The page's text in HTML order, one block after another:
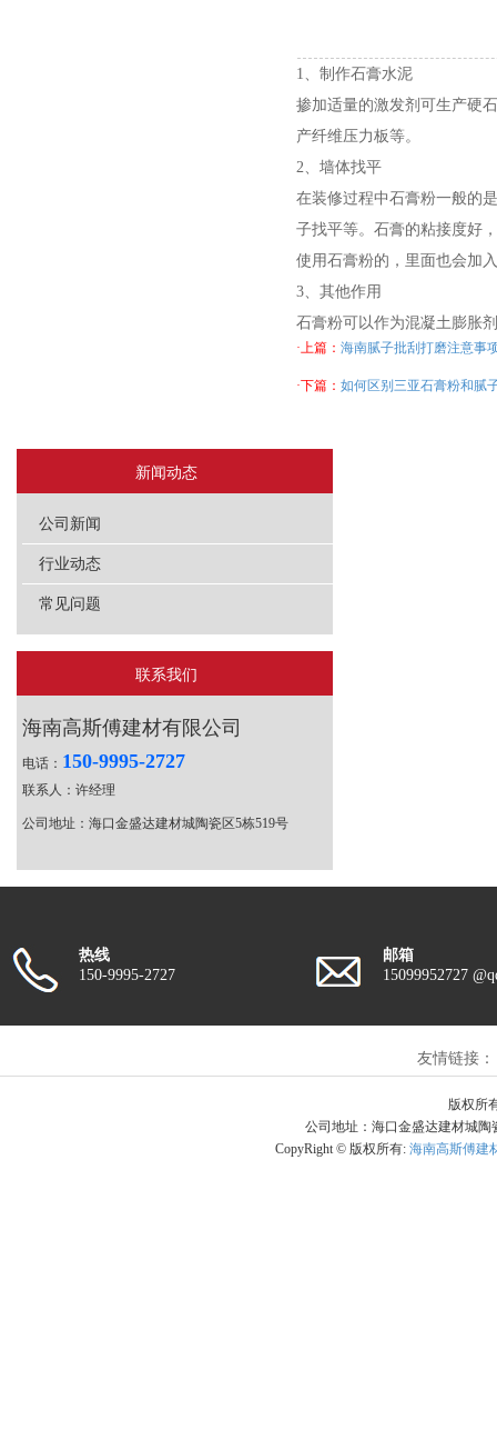
1、制作石膏水泥
掺加适量的激发剂可生产硬
产纤维压力板等。
2、墙体找平
在装修过程中石膏粉一般的
子找平等。石膏的粘接度好
使用石膏粉的，里面也会加
3、其他作用
石膏粉可以作为混凝土膨胀
·上篇：海南腻子批刮打磨注意事
·下篇：如何区别三亚石膏粉和腻
新闻动态
公司新闻
行业动态
常见问题
联系我们
海南高斯傅建材有限公司
电话： 150-9995-2727
联系人：许经理
公司地址：海口金盛达建材城陶瓷区5栋519号
热线
150-9995-2727
邮箱
15099952727
友情链接：
版权所
公司地址：海口金盛达建材城陶
CopyRight © 版权所有:海南高斯傅建